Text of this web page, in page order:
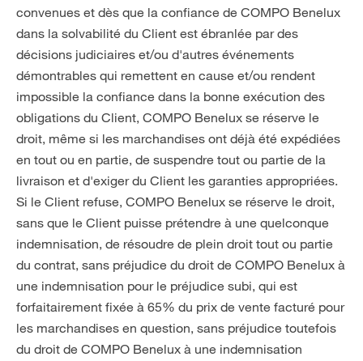
convenues et dès que la confiance de COMPO Benelux
dans la solvabilité du Client est ébranlée par des
décisions judiciaires et/ou d'autres événements
démontrables qui remettent en cause et/ou rendent
impossible la confiance dans la bonne exécution des
obligations du Client, COMPO Benelux se réserve le
droit, même si les marchandises ont déjà été expédiées
en tout ou en partie, de suspendre tout ou partie de la
livraison et d'exiger du Client les garanties appropriées.
Si le Client refuse, COMPO Benelux se réserve le droit,
sans que le Client puisse prétendre à une quelconque
indemnisation, de résoudre de plein droit tout ou partie
du contrat, sans préjudice du droit de COMPO Benelux à
une indemnisation pour le préjudice subi, qui est
forfaitairement fixée à 65% du prix de vente facturé pour
les marchandises en question, sans préjudice toutefois
du droit de COMPO Benelux à une indemnisation